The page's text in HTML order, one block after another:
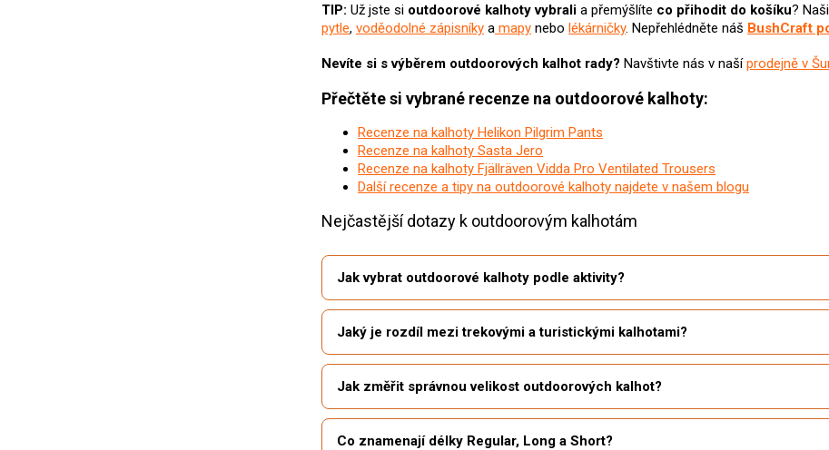
u
TIP: Už jste si outdoorové kalhoty vybrali a přemýšlíte co přihodit do košíku? N
pytle, voděodolné zápisníky a mapy nebo lékárničky. Nepřehlédněte náš BushCraft
Nevíte si s výběrem outdoorových kalhot rady? Navštivte nás v naší prodejně v
Přečtěte si vybrané recenze na outdoorové kalhoty:
Recenze na kalhoty Helikon Pilgrim Pants
Recenze na kalhoty Sasta Jero
Recenze na kalhoty Fjällräven Vidda Pro Ventilated Trousers
Další recenze a tipy na outdoorové kalhoty najdete v našem blogu
Nejčastější dotazy k outdoorovým kalhotám
Jak vybrat outdoorové kalhoty podle aktivity?
Jaký je rozdíl mezi trekovými a turistickými kalhotami?
Jak změřit správnou velikost outdoorových kalhot?
Co znamenají délky Regular, Long a Short?